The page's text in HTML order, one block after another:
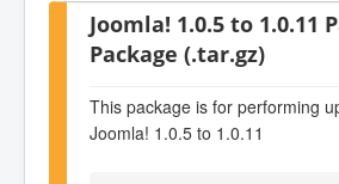
Joomla! 1.0.5 to 1.0.11
Package (.tar.gz)
This package is for performing
Joomla! 1.0.5 to 1.0.11